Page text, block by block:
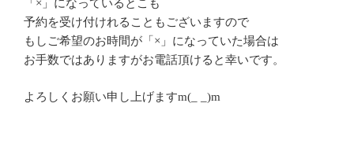
「×」になっているとこも
予約を受け付けれることもございますので
もしご希望のお時間が「×」になっていた場合は
お手数ではありますがお電話頂けると幸いです。
よろしくお願い申し上げますm(_ _)m